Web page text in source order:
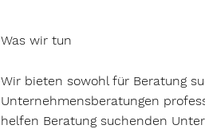
Was wir tun
Wir bieten sowohl für Beratung
Unternehmensberatungen
helfen Beratung suchenden